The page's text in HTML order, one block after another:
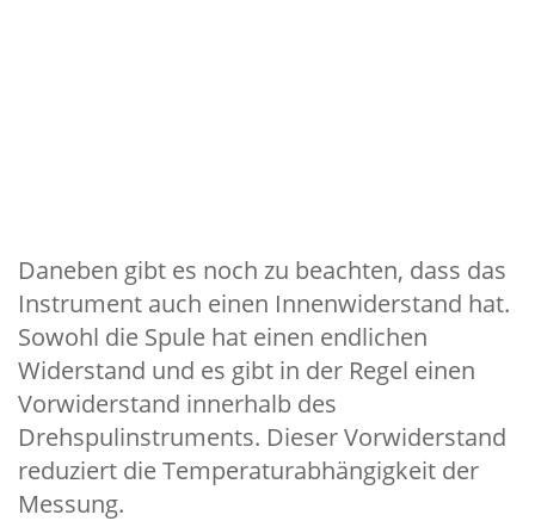
Daneben gibt es noch zu beachten, dass das
Instrument auch einen Innenwiderstand hat.
Sowohl die Spule hat einen endlichen
Widerstand und es gibt in der Regel einen
Vorwiderstand innerhalb des
Drehspulinstruments. Dieser Vorwiderstand
reduziert die Temperaturabhängigkeit der
Messung.